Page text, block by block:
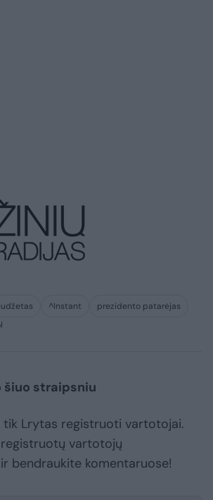
^Instant
prezidento patarėjas
šiuo straipsniu
tik Lrytas registruoti vartotojai.
vartotojų
bendraukite komentaruose!